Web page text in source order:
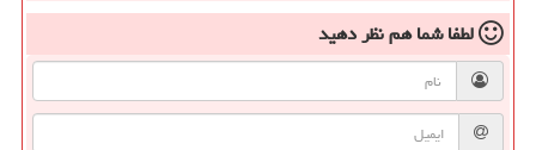
لطفا شما همنظر دهید